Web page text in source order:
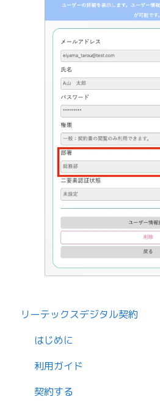
リーテックスデジタル契約
はじめに
利用ガイド
契約する